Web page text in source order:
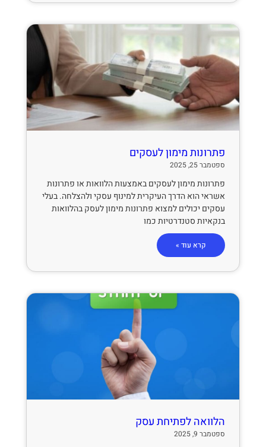
פתרונות מימון לעסקים
ספטמבר 25, 2025
פתרונות מימון לעסקים באמצעות הלוואות או פתרונות
אשראי הוא הדרך העיקרית למינוף עסקי ולהצלחה. בעלי
עסקים יכולים למצוא פתרונות מימון לעסק בהלוואות
בנקאיות סטנדרטיות כמו
קרא עוד »
הלוואה לפתיחת עסק
ספטמבר 9, 2025